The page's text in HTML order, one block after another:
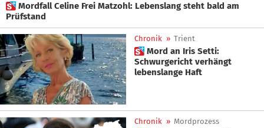
 Mordfall Celine Frei Matzohl: Lebenslang steht bald am
Prüfstand
Chronik » Trient
 Mord an Iris Setti:
Schwurgericht verhängt
lebenslange Haft
Chronik » Mordprozess